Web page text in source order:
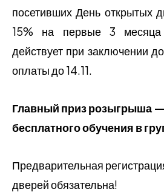
посетивших День открытых
15% на первые 3 месяца
действует при заключении
оплаты до 14.11.
Главный приз розыгрыша —
бесплатного обучения в
Предварительная
дверей обязательна!